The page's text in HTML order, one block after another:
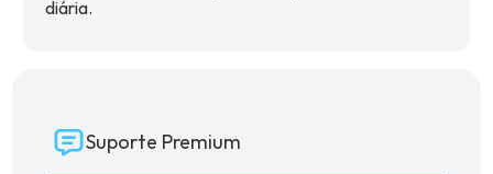
diária.
Suporte Premium